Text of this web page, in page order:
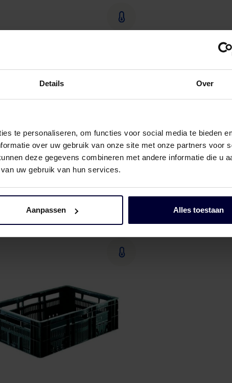
Details Over
te personaliseren, om functies voor social media te bieden
over uw gebruik van onze site met onze partners voor
deze gegevens combineren met andere informatie die u
uw gebruik van hun services.
Aanpassen Alles toestaan
Pallets